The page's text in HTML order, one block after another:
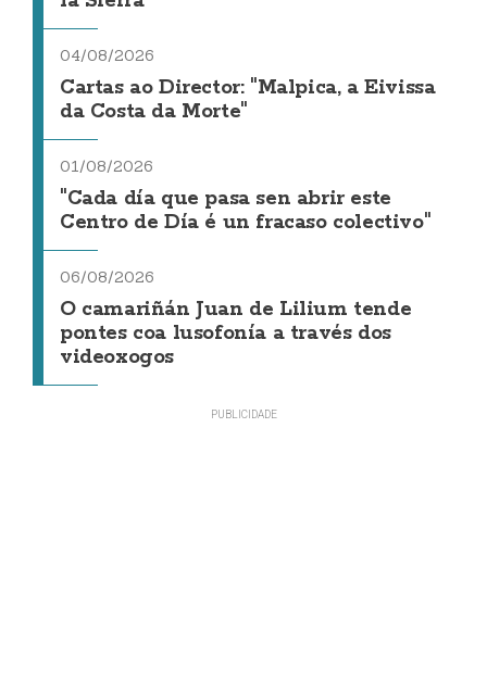
04/08/2026
Cartas ao Director: "Malpica, a Eivissa
da Costa da Morte"
01/08/2026
"Cada día que pasa sen abrir este
Centro de Día é un fracaso colectivo"
06/08/2026
O camariñán Juan de Lilium tende
pontes coa lusofonía a través dos
videoxogos